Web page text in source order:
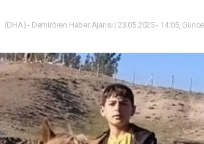
(DHA) - Demirören Haber Ajansı | 23.05.2025 - 14:05,